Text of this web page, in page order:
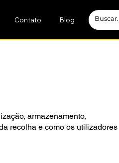
Contato Blog
armazenamento,
recolha e como os utilizadores